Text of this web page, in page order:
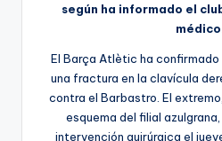
según ha informado el
El Barça Atlètic ha
una fractura en la clavícula
contra el Barbastro. El
esquema del filial
intervención quirúrgica el